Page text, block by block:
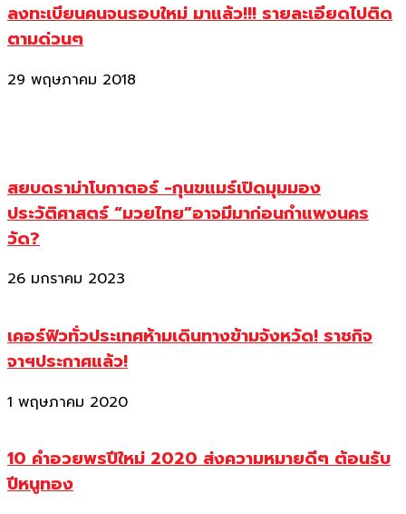
ลงทะเบียนคนจนรอบใหม่ มาแล้ว!!! รายละเอียดไปติด
ตามด่วนๆ
29 พฤษภาคม 2018
สยบดราม่าโบกาตอร์ -กุนขแมร์เปิดมุมมอง
ประวัติศาสตร์ “มวยไทย”อาจมีมาก่อนกำแพงนคร
วัด?
26 มกราคม 2023
เคอร์ฟิวทั่วประเทศห้ามเดินทางข้ามจังหวัด! ราชกิจ
จาฯประกาศแล้ว!
1 พฤษภาคม 2020
10 คำอวยพรปีใหม่ 2020 ส่งความหมายดีๆ ต้อนรับ
ปีหนูทอง